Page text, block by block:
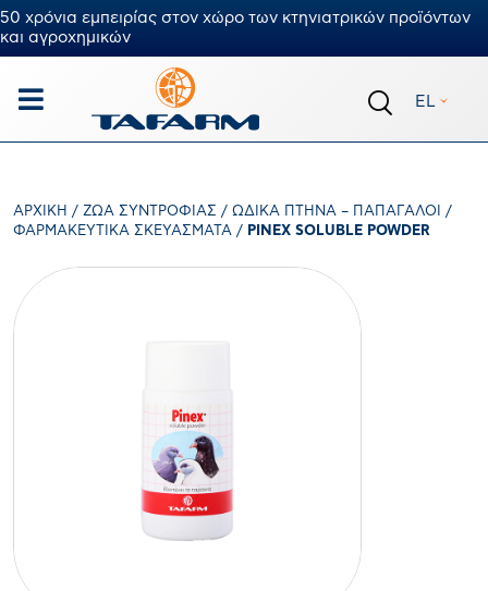
50 χρόνια εμπειρίας στον χώρο των κτηνιατρικών προϊόντων
και αγροχημικών
EL
ΑΡΧΙΚΉ / ΖΏΑ ΣΥΝΤΡΟΦΙΆΣ / ΩΔΙΚΆ ΠΤΗΝΆ – ΠΑΠΑΓΆΛΟΙ
/
ΦΑΡΜΑΚΕΥΤΙΚΆ ΣΚΕΥΆΣΜΑΤΑ / PINEX SOLUBLE POWDER